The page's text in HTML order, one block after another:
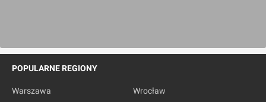
POPULARNE REGIONY
Warszawa Wrocław